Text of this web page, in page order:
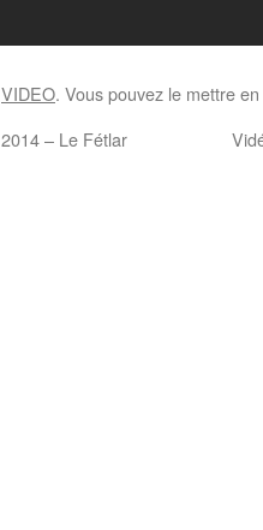
VIDEO. Vous pouvez le mettre